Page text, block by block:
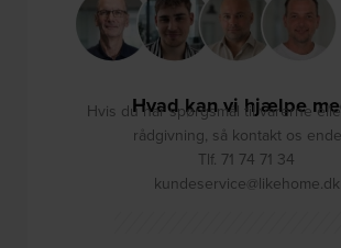
Hvad kan vi hjælpe
Hvis du har spørgsmål til varerne
rådgivning, så kontakt os
Tlf. 71 74 71 34
kundeservice@likehome.dk